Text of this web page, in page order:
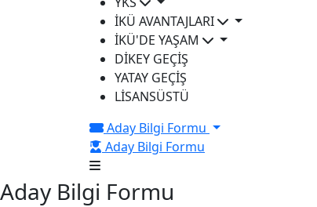
İKÜ AVANTAJLARI
İKÜ'DE YAŞAM
DİKEY GEÇİŞ
YATAY GEÇİŞ
LİSANSÜSTÜ
Aday Bilgi Formu
Aday Bilgi Formu
Aday Bilgi Formu